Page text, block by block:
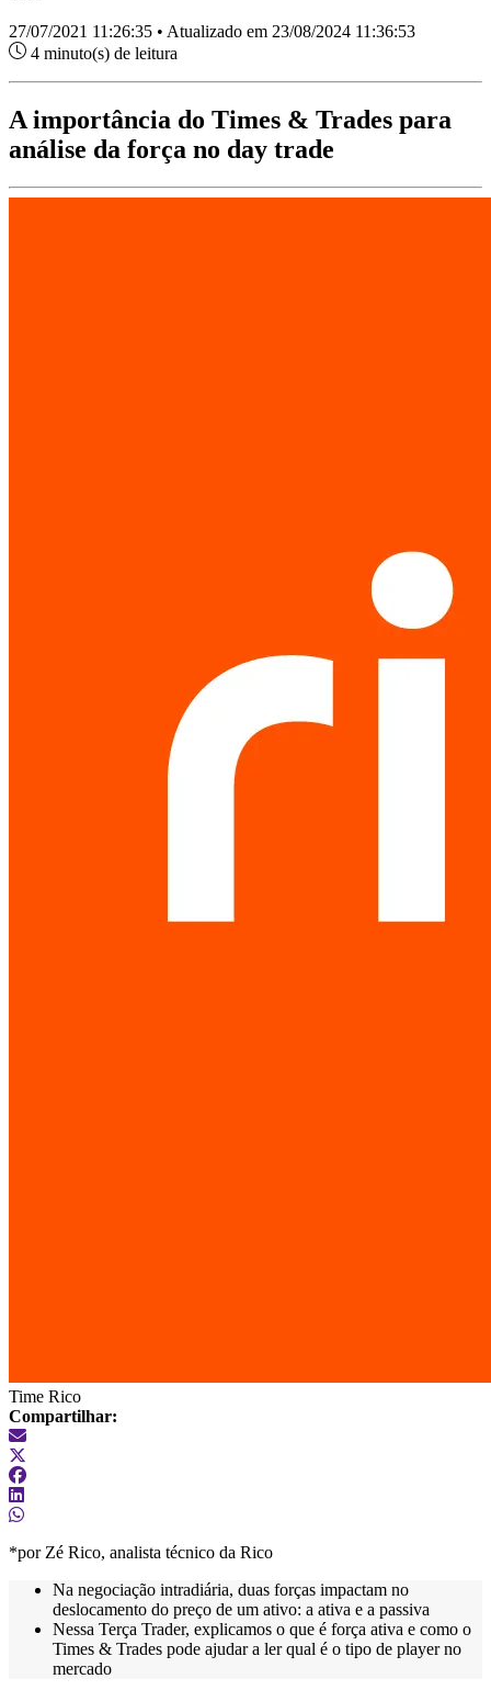
27/07/2021 11:26:35 • Atualizado em 23/08/2024 11:36:53
4 minuto(s) de leitura
A importância do Times & Trades para
análise da força no day trade
Time Rico
Compartilhar:
*por Zé Rico, analista técnico da Rico
Na negociação intradiária, duas forças impactam no
deslocamento do preço de um ativo: a ativa e a passiva
Nessa Terça Trader, explicamos o que é força ativa e como o
Times & Trades pode ajudar a ler qual é o tipo de player no
mercado